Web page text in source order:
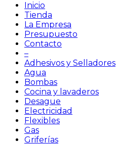
Inicio
Tienda
La Empresa
Presupuesto
Contacto
–
Adhesivos y Selladores
Agua
Bombas
Cocina y lavaderos
Desague
Electricidad
Flexibles
Gas
Griferías